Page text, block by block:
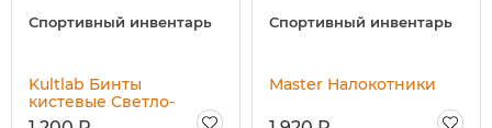
Спортивный инвентарь
Kultlab Бинты
кистевые Светло-
серые (средней
Спортивный инвентарь
Master Налокотники